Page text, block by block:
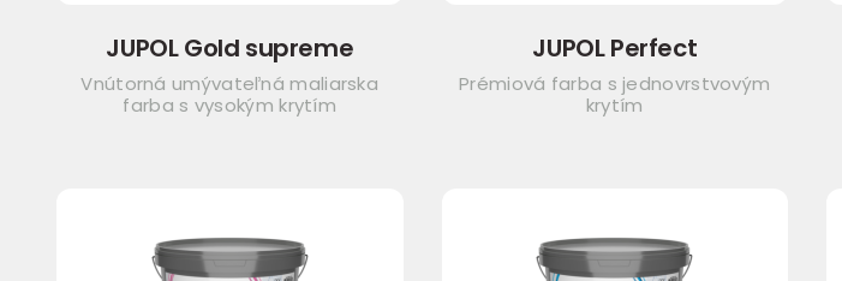
JUPOL Gold supreme
Vnútorná umývateľná maliarska
farba s vysokým krytím
JUPOL Perfect
Prémiová farba s jednovrstvovým
krytím